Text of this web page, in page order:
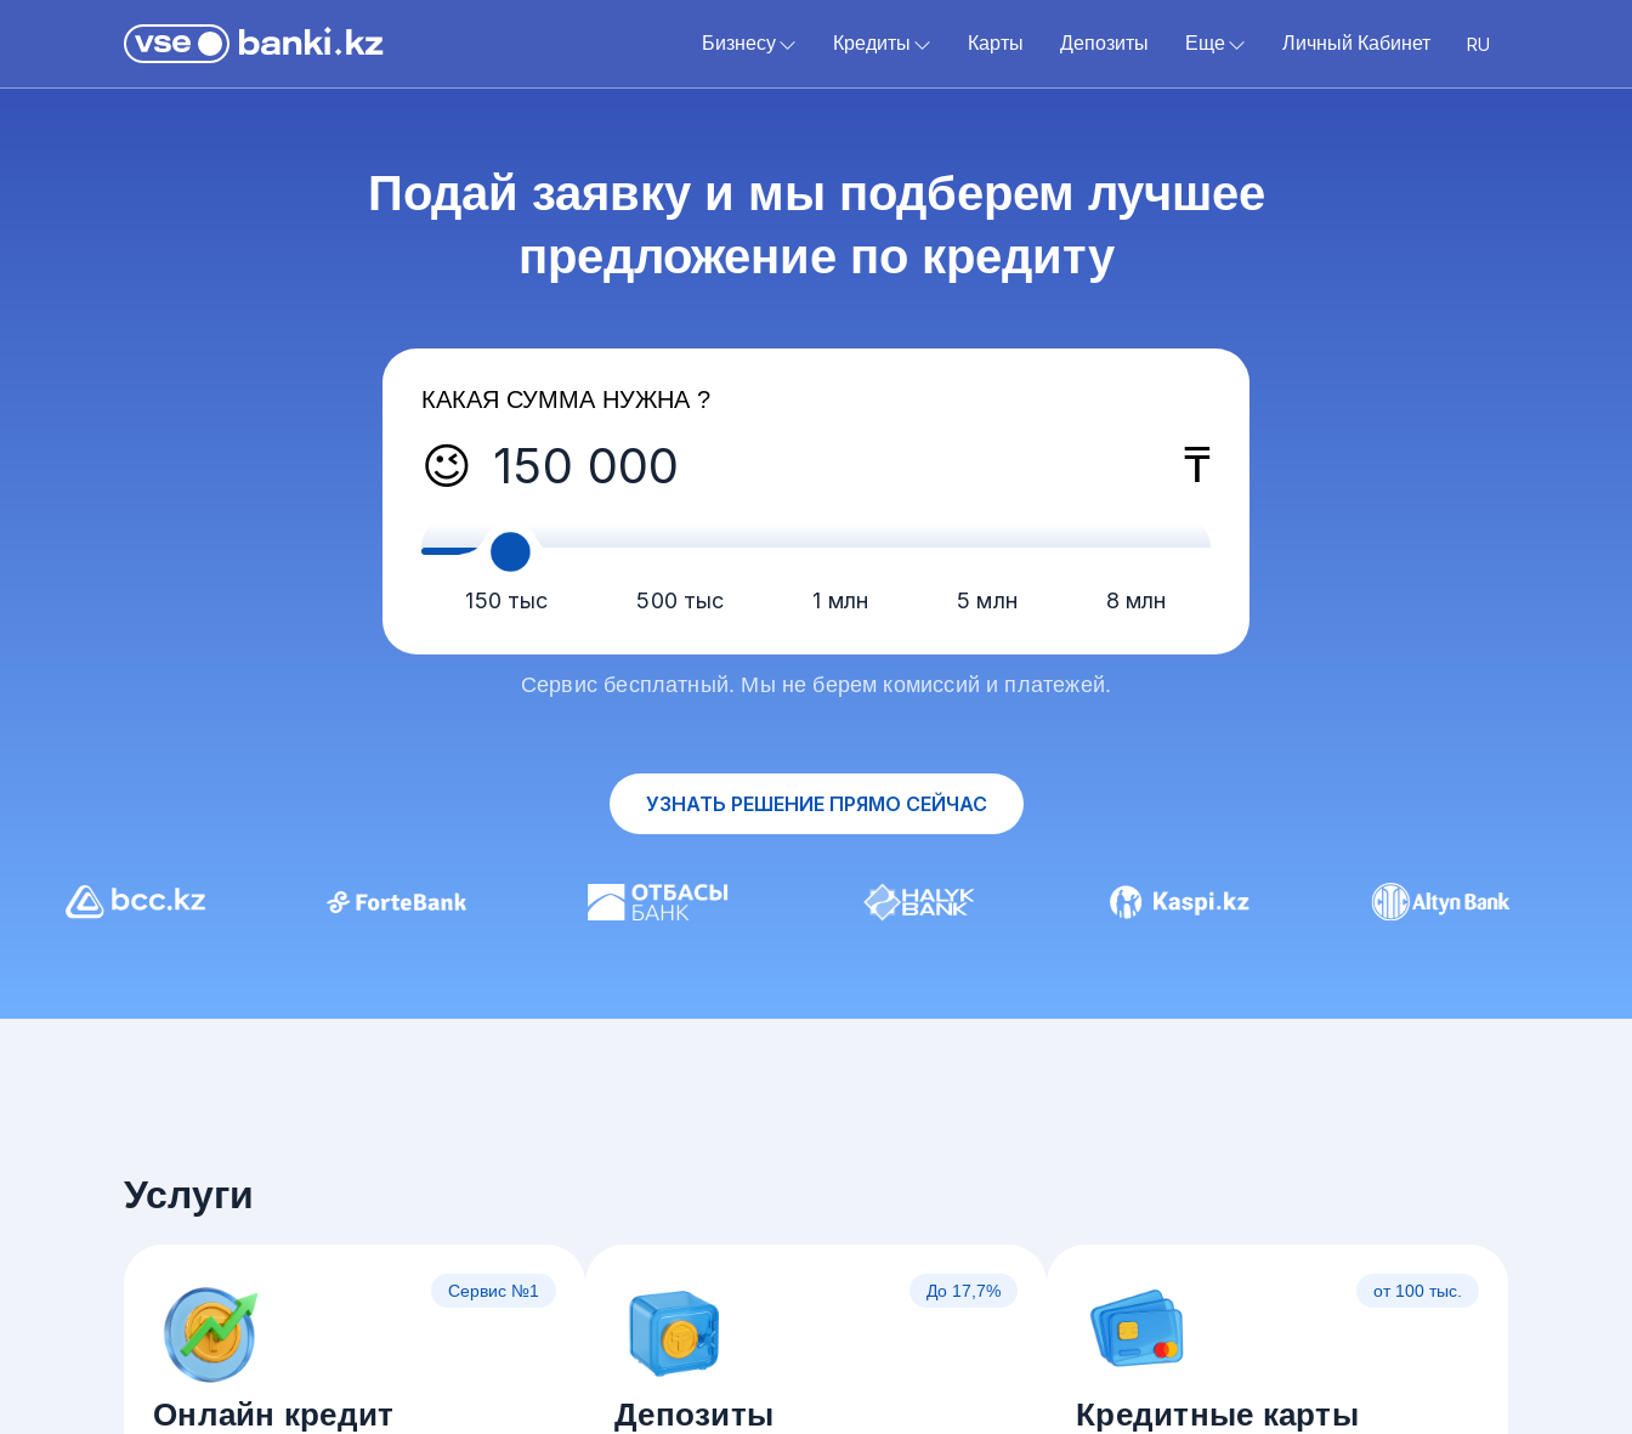
Бизнесу Кредиты Карты Депозиты Еще Личный Кабинет
Подай заявку и мы подберем лучшее
предложение по кредиту
КАКАЯ СУММА НУЖНА ?
😉 ₸
150 тыс 500 тыс 1 млн 5 млн 8 млн
Сервис бесплатный. Мы не берем комиссий и платежей.
УЗНАТЬ РЕШЕНИЕ ПРЯМО СЕЙЧАС
Услуги
Сервис №1
Онлайн кредит
До 17,7%
Депозиты
от 100 тыс.
Кредитные карты